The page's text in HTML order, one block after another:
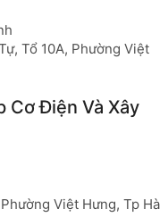
Tổ 10A, Phường Việt
Cơ Điện Và Xây
Việt Hưng, Tp Hà